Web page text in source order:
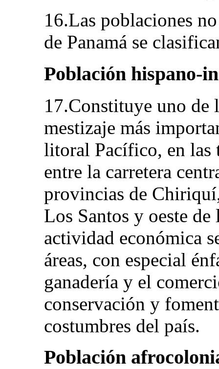
16.Las poblaciones
de Panamá se
Población hispano-
17.Constituye uno de
mestizaje más
litoral Pacífico, en las
entre la carretera
provincias de
Los Santos y oeste
actividad económica
áreas, con especial
ganadería y el
conservación y
costumbres del país.
Población